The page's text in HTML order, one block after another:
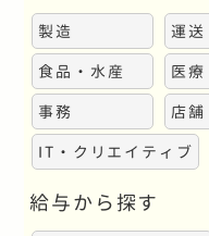
製造 運送
食品・水産
医療
事務
店舗
IT・クリエイティブ
給与から探す